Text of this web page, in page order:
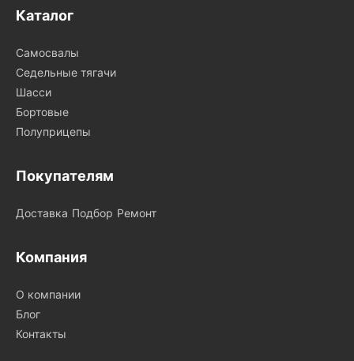
Каталог
Самосвалы
Седельные тягачи
Шасси
Бортовые
Полуприцепы
Покупателям
Доставка Подбор Ремонт
Компания
О компании
Блог
Контакты